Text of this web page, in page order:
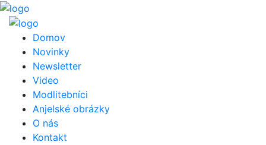
Domov
Novinky
Newsletter
Video
Modlitebníci
Anjelské obrázky
O nás
Kontakt